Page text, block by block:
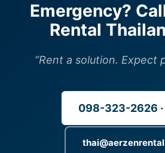
Emergency?
Rental
“Rent a solution. Expect
098-323-2626